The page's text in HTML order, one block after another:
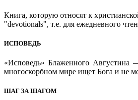
Книга, которую относят к
"devotionals", т.е. для ежедневного
ИСПОВЕДЬ
«Исповедь» Блаженного Августина
многоскорбном мире ищет Бога и не
ШАГ ЗА ШАГОМ